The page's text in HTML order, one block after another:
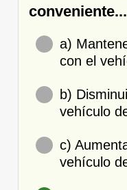
conveniente...
a)
con el
b)
vehículo
c)
vehículo